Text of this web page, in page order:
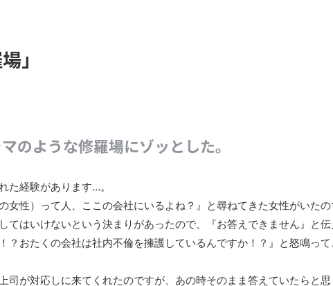
」
のような修羅場にゾッとした。
た経験があります…。
女性）って人、ここの会社にいるよね？』と尋ねてきた女性がいた
はいけないという決まりがあったので、『お答えできません』と伝
？おたくの会社は社内不倫を擁護しているんですか！？』と怒鳴っ
司が対応しに来てくれたのですが、あの時そのまま答えていたらと